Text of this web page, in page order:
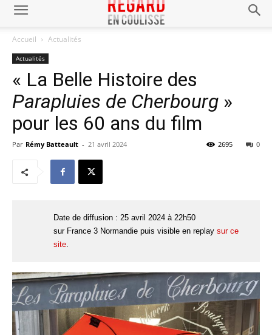
Accueil Actualités
Actualités
« La Belle Histoire des
Parapluies de Cherbourg »
pour les 60 ans du film
Par Rémy Batteault - 21 avril 2024 0
2695
Date de diffusion : 25 avril 2024 à 22h50
sur France 3 Normandie puis visible en replay sur ce
site.